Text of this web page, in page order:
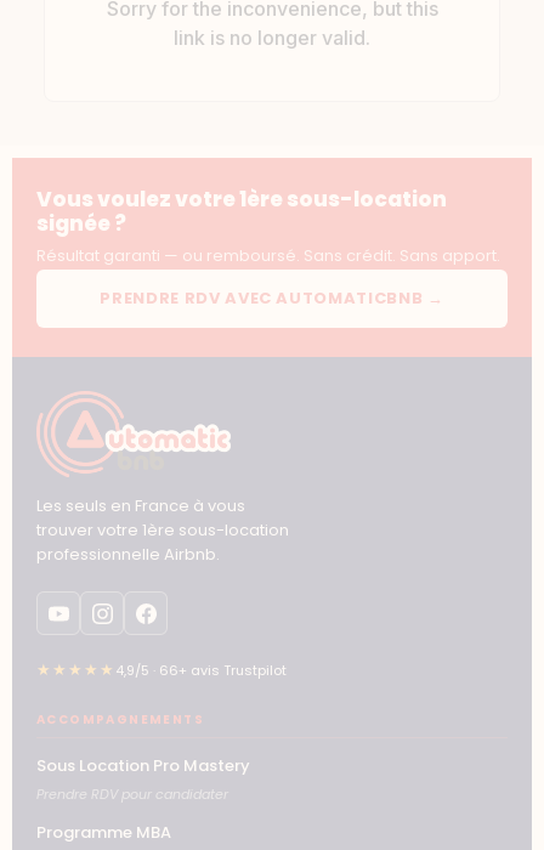
Vous voulez votre 1ère sous-location
signée ?
Résultat garanti — ou remboursé. Sans crédit. Sans apport.
PRENDRE RDV AVEC AUTOMATICBNB →
Les seuls en France à vous
trouver votre 1ère sous-location
professionnelle Airbnb.
★★★★★ 4,9/5 · 66+ avis Trustpilot
ACCOMPAGNEMENTS
Sous Location Pro Mastery
Prendre RDV pour candidater
Programme MBA